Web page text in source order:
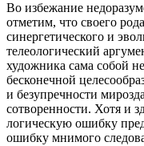
Во избежание
отметим, что своего
синергетического и
телеологический
художника сама собой
бесконечной
и безупречности
сотворенности. Хотя и
логическую ошибку
ошибку мнимого